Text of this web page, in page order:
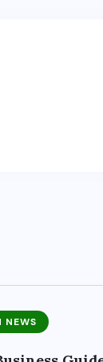
NEWS